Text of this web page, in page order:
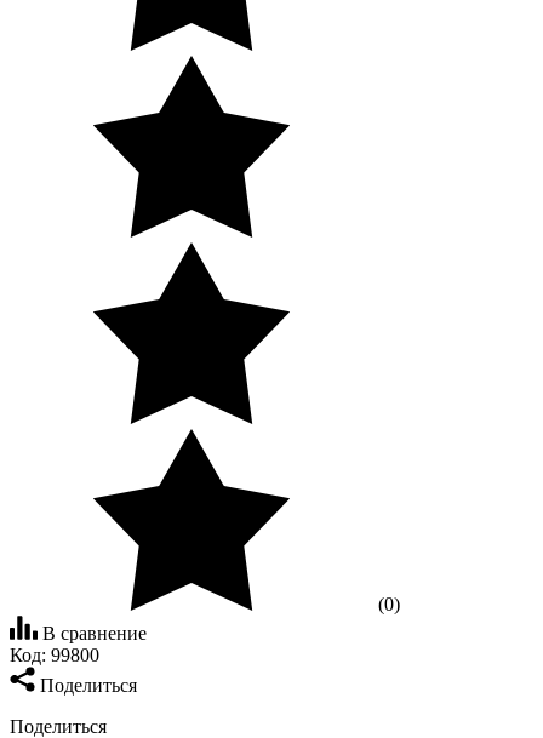
(0)
В сравнение
Код: 99800
Поделиться
Поделиться